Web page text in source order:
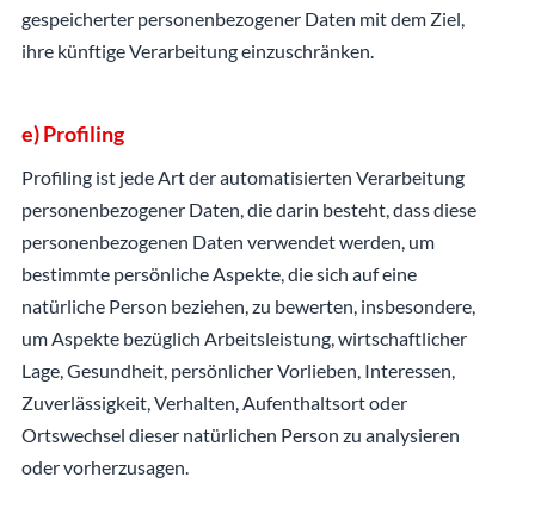
gespeicherter personenbezogener Daten mit dem Ziel,
ihre künftige Verarbeitung einzuschränken.
e) Profiling
Profiling ist jede Art der automatisierten Verarbeitung
personenbezogener Daten, die darin besteht, dass diese
personenbezogenen Daten verwendet werden, um
bestimmte persönliche Aspekte, die sich auf eine
natürliche Person beziehen, zu bewerten, insbesondere,
um Aspekte bezüglich Arbeitsleistung, wirtschaftlicher
Lage, Gesundheit, persönlicher Vorlieben, Interessen,
Zuverlässigkeit, Verhalten, Aufenthaltsort oder
Ortswechsel dieser natürlichen Person zu analysieren
oder vorherzusagen.